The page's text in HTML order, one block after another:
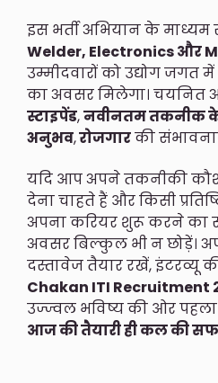
इस भर्ती अभियान के माध्यम
Welder, Electronics और
उम्मीदवारों को उद्योग जगत
का अवसर मिलेगा। चयनित
स्टाइपेंड,नवीनतम तकनीक
अनुभव,रोजगारकी
यदि आप अपने तकनीकी
देना चाहते हैं और किसी
अपना करियर शुरू करने का
अवसर बिल्कुल भी न छोड़ें।
दस्तावेज तैयार रखें, इंटरव्यू
Chakan ITI Recruitment
उज्ज्वल भविष्य की ओर
आज की तैयारी ही कल की